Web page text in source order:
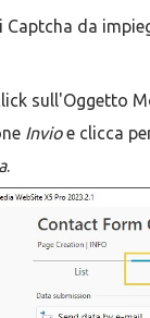
Captcha da
sull'Oggetto
Invioe clicca
.